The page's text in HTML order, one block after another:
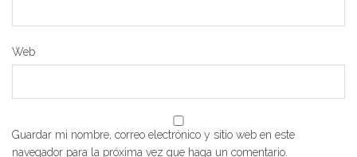
Web
Guardar mi nombre, correo electrónico y sitio web en este
navegador para la próxima vez que haga un comentario.